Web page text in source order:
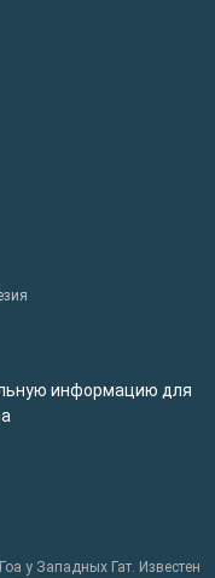
информацию для
у Западных Гат. Известен